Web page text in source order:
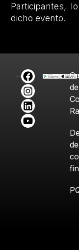
Participantes,
dicho evento.
de